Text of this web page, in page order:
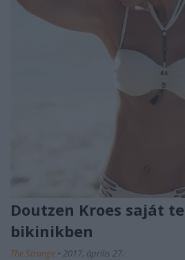
Doutzen Kroes saját
bikinikben
The Strange • 2017. április 27.